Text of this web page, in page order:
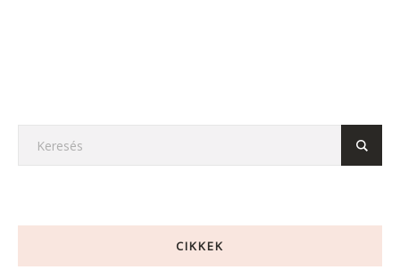
CIKKEK